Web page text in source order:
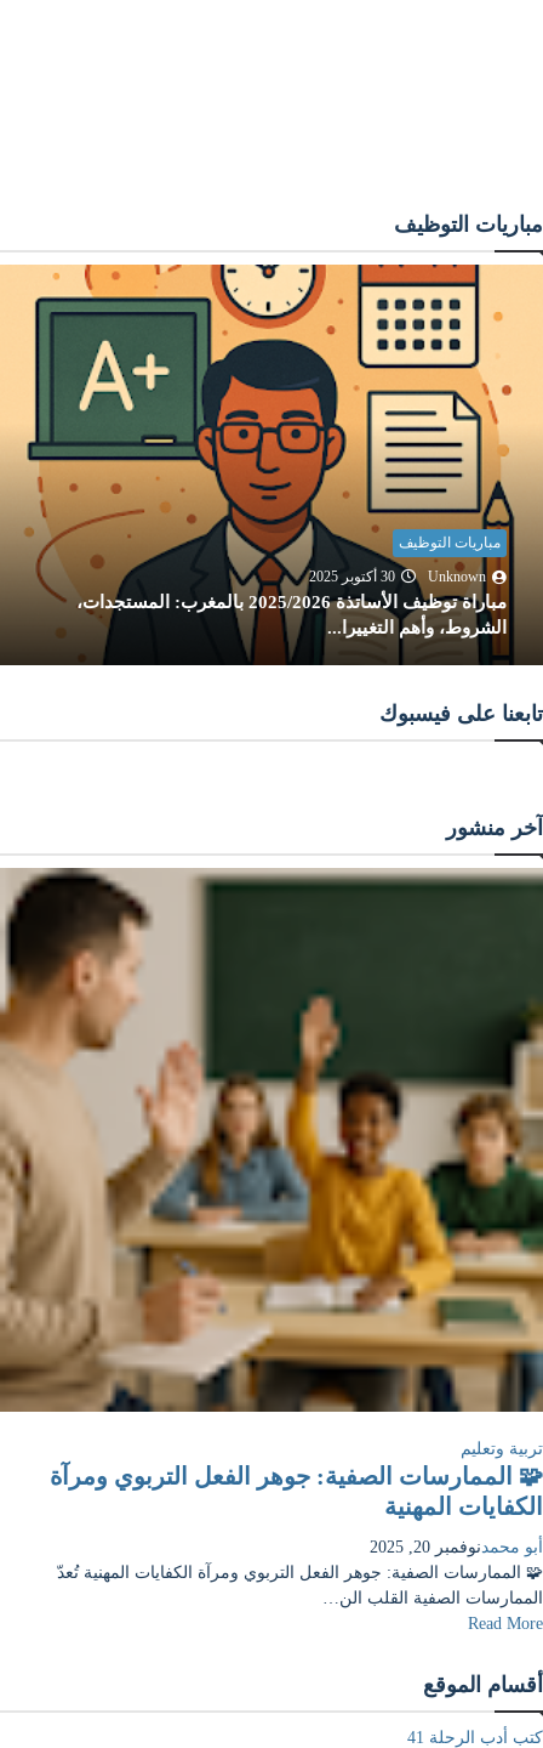
مباريات التوظيف
مباريات التوظيف
Unknown
30 أكتوبر 2025
مباراة توظيف الأساتذة 2025/2026 بالمغرب: المستجدات،
الشروط، وأهم التغييرا...
تابعنا على فيسبوك
آخر منشور
تربية وتعليم
🧩 الممارسات الصفية: جوهر الفعل التربوي ومرآة
الكفايات المهنية
أبو محمد نوفمبر 20, 2025
🧩 الممارسات الصفية: جوهر الفعل التربوي ومرآة الكفايات المهنية تُعدّ
الممارسات الصفية القلب الن…
Read More
أقسام الموقع
كتب أدب الرحلة 41